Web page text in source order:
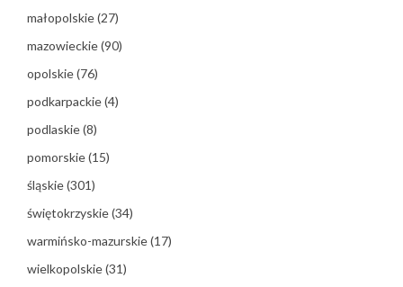
małopolskie(27)
mazowieckie(90)
opolskie(76)
podkarpackie(4)
podlaskie(8)
pomorskie(15)
śląskie(301)
świętokrzyskie(34)
warmińsko-mazurskie(17)
wielkopolskie(31)